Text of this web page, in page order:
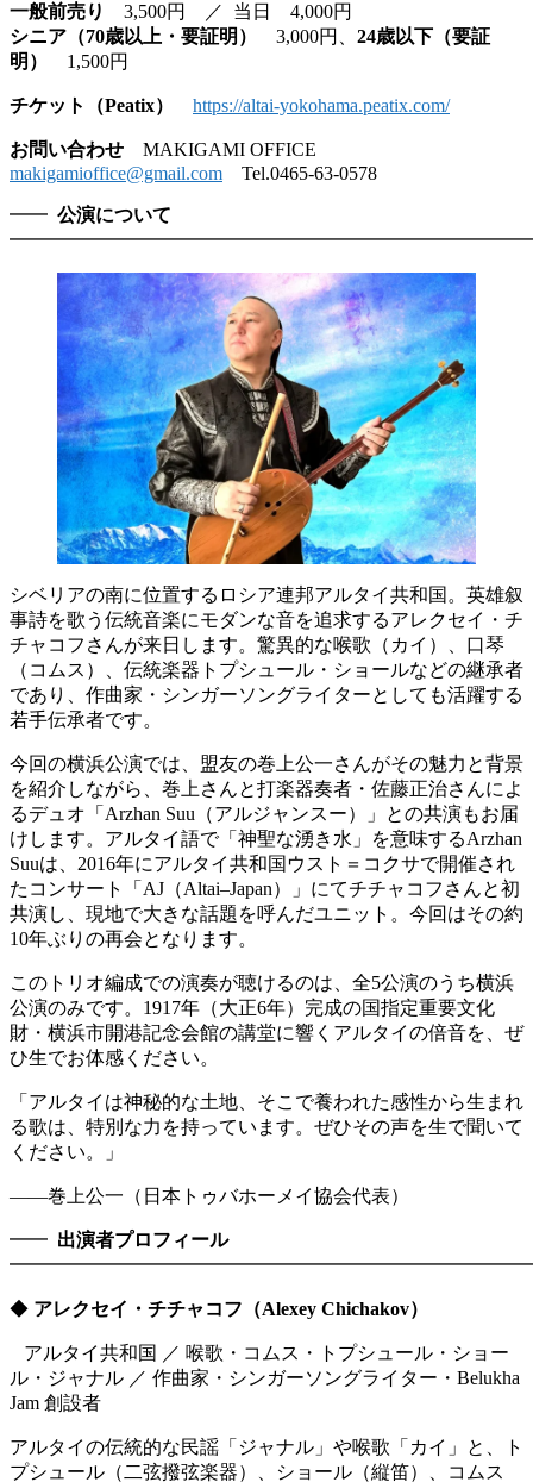
一般前売り 3,500円 ／ 当日 4,000円
シニア（70歳以上・要証明） 3,000円、 24歳以下（要証
明） 1,500円
チケット（Peatix） https://altai-yokohama.peatix.com/
お問い合わせ MAKIGAMI OFFICE
makigamioffice@gmail.com Tel.0465-63-0578
━━ 公演について
シベリアの南に位置するロシア連邦アルタイ共和国。英雄叙
事詩を歌う伝統音楽にモダンな音を追求するアレクセイ・チ
チャコフさんが来日します。驚異的な喉歌（カイ）、口琴
（コムス）、伝統楽器トプシュール・ショールなどの継承者
であり、作曲家・シンガーソングライターとしても活躍する
若手伝承者です。
今回の横浜公演では、盟友の巻上公一さんがその魅力と背景
を紹介しながら、巻上さんと打楽器奏者・佐藤正治さんによ
るデュオ「Arzhan Suu（アルジャンスー）」との共演もお届
けします。アルタイ語で「神聖な湧き水」を意味するArzhan
Suuは、2016年にアルタイ共和国ウスト＝コクサで開催され
たコンサート「AJ（Altai–Japan）」にてチチャコフさんと初
共演し、現地で大きな話題を呼んだユニット。今回はその約
10年ぶりの再会となります。
このトリオ編成での演奏が聴けるのは、全5公演のうち横浜
公演のみです。1917年（大正6年）完成の国指定重要文化
財・横浜市開港記念会館の講堂に響くアルタイの倍音を、ぜ
ひ生でお体感ください。
「アルタイは神秘的な土地、そこで養われた感性から生まれ
る歌は、特別な力を持っています。ぜひその声を生で聞いて
ください。」
——巻上公一（日本トゥバホーメイ協会代表）
━━ 出演者プロフィール
◆ アレクセイ・チチャコフ（Alexey Chichakov）
アルタイ共和国 ／ 喉歌・コムス・トプシュール・ショー
ル・ジャナル ／ 作曲家・シンガーソングライター・Belukha
Jam 創設者
アルタイの伝統的な民謡「ジャナル」や喉歌「カイ」と、ト
プシュール（二弦撥弦楽器）、ショール（縦笛）、コムス